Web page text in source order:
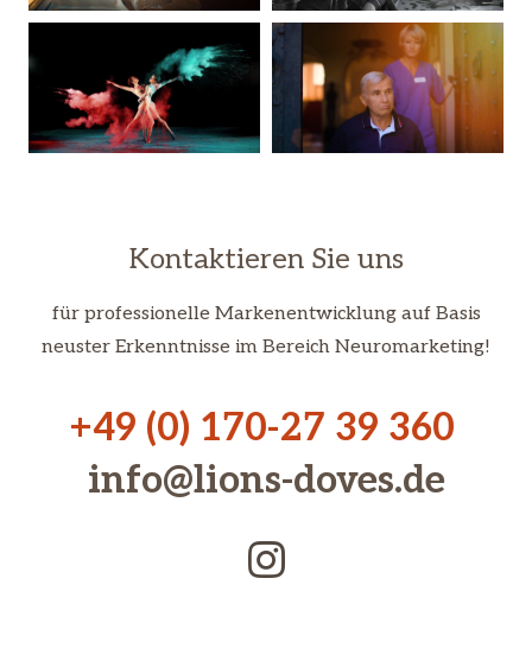
Kontaktieren Sie uns
für professionelle Markenentwicklung auf Basis
neuster Erkenntnisse im Bereich Neuromarketing!
+49 (0) 170-27 39 360
info@lions-doves.de